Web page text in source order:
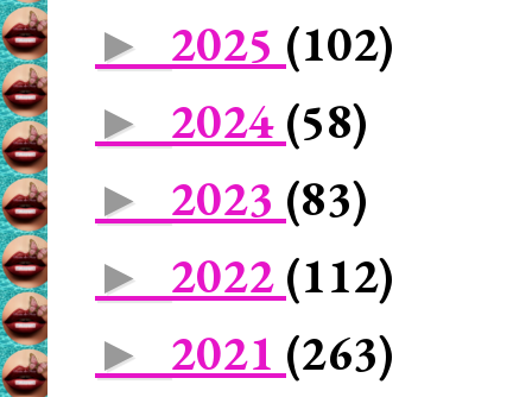
► 2025 (102)
► 2024 (58)
► 2023 (83)
► 2022 (112)
► 2021 (263)